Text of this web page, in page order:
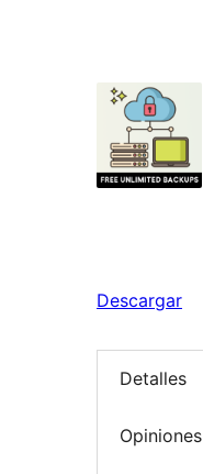
Descargar
Detalles
Opiniones